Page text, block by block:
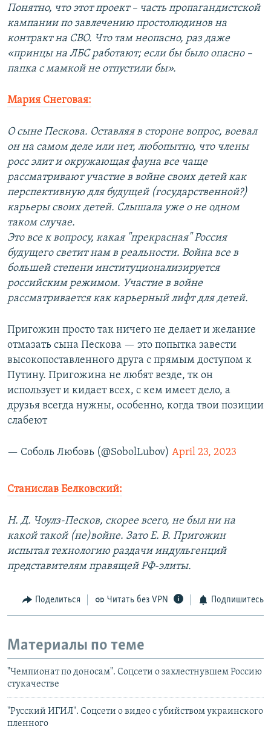
Понятно, что этот проект – часть пропагандистской
кампании по завлечению простолюдинов на
контракт на СВО. Что там неопасно, раз даже
«принцы на ЛБС работают; если бы было опасно –
папка с мамкой не отпустили бы».
Мария Снеговая:
О сыне Пескова. Оставляя в стороне вопрос, воевал
он на самом деле или нет, любопытно, что члены
росс элит и окружающая фауна все чаще
рассматривают участие в войне своих детей как
перспективную для будущей (государственной?)
карьеры своих детей. Слышала уже о не одном
таком случае.
Это все к вопросу, какая "прекрасная" Россия
будущего светит нам в реальности. Война все в
большей степени институционализируется
российским режимом. Участие в войне
рассматривается как карьерный лифт для детей.
Пригожин просто так ничего не делает и желание
отмазать сына Пескова — это попытка завести
высокопоставленного друга с прямым доступом к
Путину. Пригожина не любят везде, тк он
использует и кидает всех, с кем имеет дело, а
друзья всегда нужны, особенно, когда твои позиции
слабеют
— Соболь Любовь (@SobolLubov) April 23, 2023
Станислав Белковский:
Н. Д. Чоулз-Песков, скорее всего, не был ни на
какой такой (не)войне. Зато Е. В. Пригожин
испытал технологию раздачи индульгенций
представителям правящей РФ-элиты.
Поделиться Читать без VPN Подпишитесь
Материалы по теме
"Чемпионат по доносам". Соцсети о захлестнувшем Россию
стукачестве
"Русский ИГИЛ". Соцсети о видео с убийством украинского
пленного